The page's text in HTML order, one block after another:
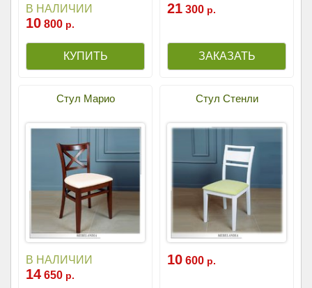
В НАЛИЧИИ
10 800 р.
21 300 р.
Стул Марио
В НАЛИЧИИ
14 650 р.
Стул Стенли
10 600 р.